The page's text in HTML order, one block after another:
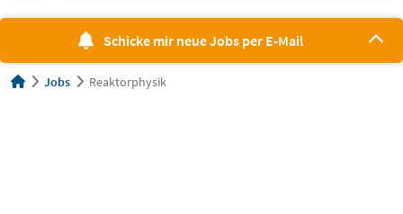
Schicke mir neue Jobs per E-Mail
Jobs Reaktorphysik